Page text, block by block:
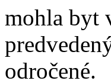
mohla byt
odročené.